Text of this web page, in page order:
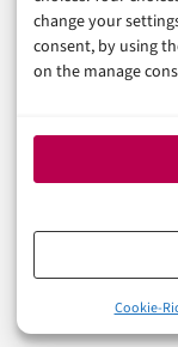
change your
consent, by using
on the manage
Cookie-
Werbeformate &
Rechtliches
Datenschutzerklärung
Cookie-Richtlinie (EU)
Made with AI and care